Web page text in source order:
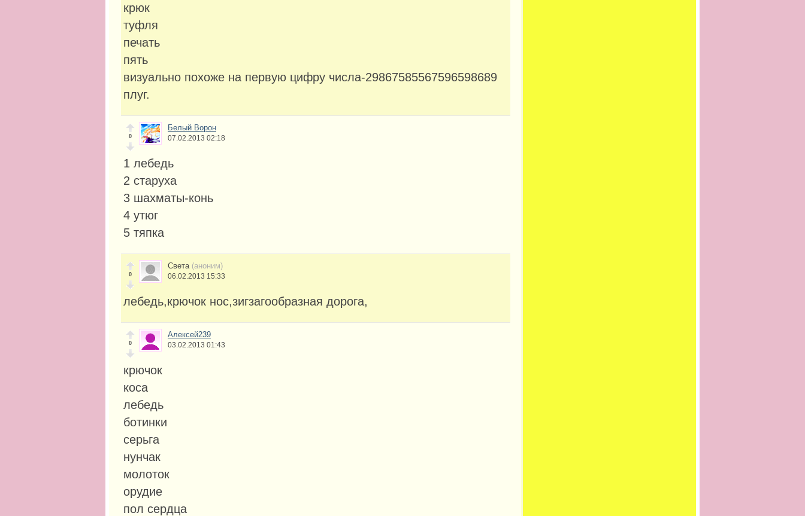
крюк
туфля
печать
пять
визуально похоже на первую цифру числа-29867585567596598689
плуг.
0
Белый Ворон
07.02.2013 02:18
1 лебедь
2 старуха
3 шахматы-конь
4 утюг
5 тяпка
0
Света (аноним)
06.02.2013 15:33
лебедь,крючок нос,зигзагообразная дорога,
0
Алексей239
03.02.2013 01:43
крючок
коса
лебедь
ботинки
серьга
нунчак
молоток
орудие
пол сердца